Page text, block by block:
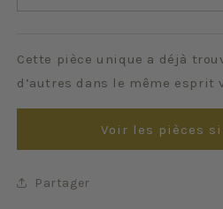
Cette pièce unique a déjà
d’autres dans le même esprit
Voir les pièces
Partager